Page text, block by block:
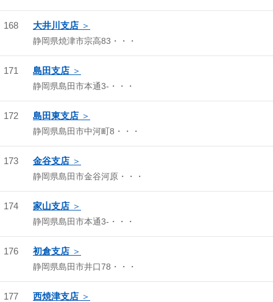
168 大井川支店
静岡県焼津市宗高83・・・
171 島田支店
静岡県島田市本通3-・・・
172 島田東支店
静岡県島田市中河町8・・・
173 金谷支店
静岡県島田市金谷河原・・・
174 家山支店
静岡県島田市本通3-・・・
176 初倉支店
静岡県島田市井口78・・・
177 西焼津支店